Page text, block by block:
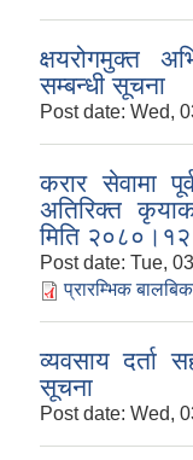
क्षयरोगमुक्त
सम्बन्धी सूचना
Post date: Wed,
करार सेवामा
अतिरिक्त
मिति
Post date: Tue,
प्रारम्भिक
व्यवसाय दर्ता
सूचना
Post date: Wed,